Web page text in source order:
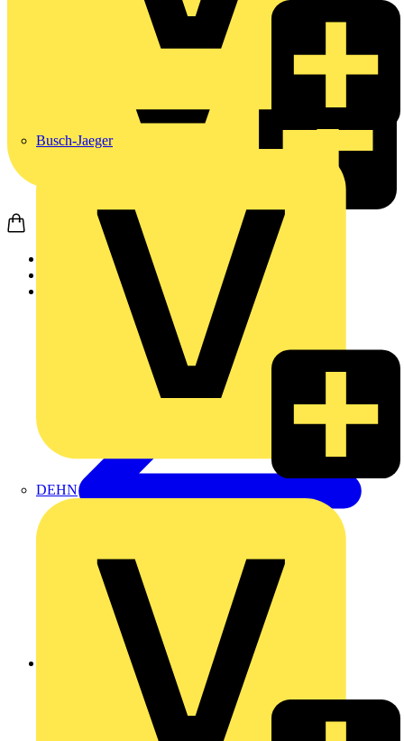
Busch-Jaeger
DEHN
Zurück zu Produkte